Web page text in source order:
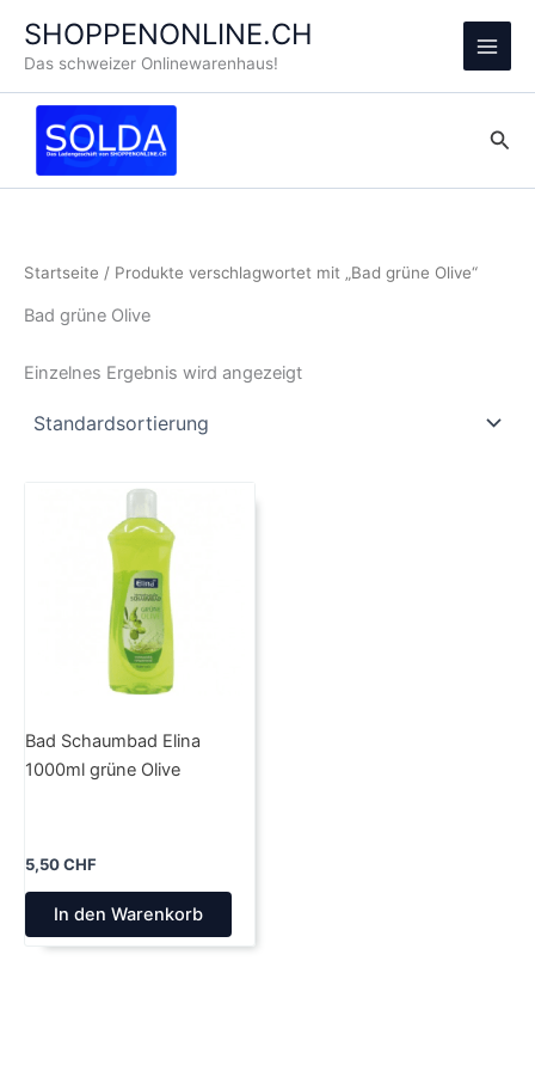
Inhalt
springen
SHOPPENONLINE.CH
Das schweizer Onlinewarenhaus!
Main
Startseite / Produkte verschlagwortet mit „Bad grüne Olive“
Bad grüne Olive
Einzelnes Ergebnis wird angezeigt
Bad Schaumbad Elina
1000ml grüne Olive
5,50CHF
In den Warenkorb